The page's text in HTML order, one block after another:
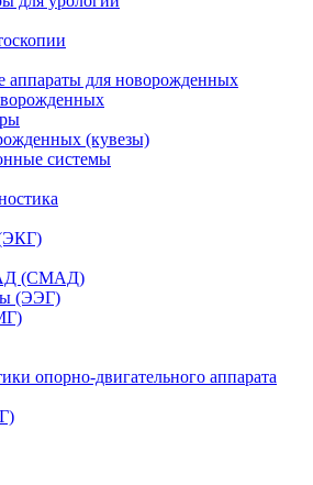
аппараты для новорожденных
(кувезы)
системы
АД (СМАД)
(ЭЭГ)
опорно-двигательного аппарата